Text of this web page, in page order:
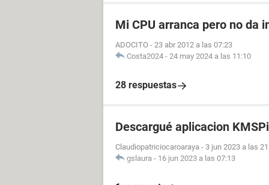
Mi CPU arranca pero no da
ADOCITO - 23 abr 2012 a las 07:23
Costa2024 - 24 may 2024 a las 11:10
28 respuestas
Descargué aplicacion
Claudiopatriciocaroaraya - 3 jun 2023 a las
gslaura - 16 jun 2023 a las 07:13